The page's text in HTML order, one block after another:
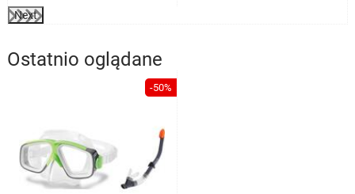
Next
Ostatnio oglądane
-50%